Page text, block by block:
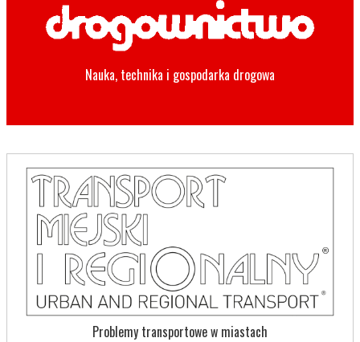
Nauka, technika i gospodarka drogowa
Problemy transportowe w miastach